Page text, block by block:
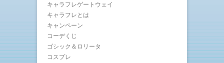
キャラフレゲートウェイ
キャラフレとは
キャンペーン
コーデくじ
ゴシック＆ロリータ
コスプレ